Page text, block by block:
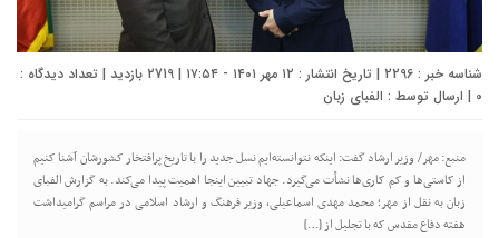
شناسه خبر : 2296 | تاریخ انتشار : ۱۲ مهر ۱۴۰۱ - ۱۷:۵۴ | 2719 بازدید | تعداد دیدگاه :
0 | ارسال توسط : الفبای زبان
منبع: مهر/ وزیر ارشاد گفت: اینکه نتوانسته‌ایم نسل جدید را با تاریخ پرافتخار کشورشان آشنا کنیم
از کاستی‌ها و کم کاری‌ها نشأت می‌گیرد. جهاد تبیین اینجا اهمیت پیدا می‌کند. به گزارش الفبای
زبان به نقل از مهر؛ محمد مهدی اسماعیلی، وزیر فرهنگ و ارشاد اسلامی در مراسم گرامیداشت
هفته دفاع مقدس که با تجلیل از […]